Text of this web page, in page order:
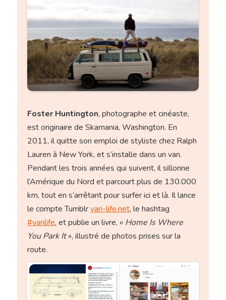
Foster Huntington, photographe et cinéaste,
est originaire de Skamania, Washington. En
2011, il quitte son emploi de styliste chez Ralph
Lauren à New York, et s’installe dans un van.
Pendant les trois années qui suivent, il sillonne
l’Amérique du Nord et parcourt plus de 130.000
km, tout en s’arrêtant pour surfer ici et là. Il lance
le compte Tumblrvan-life.net, le hashtag
#vanlife, et publie un livre, « Home Is Where
You Park It», illustré de photos prises sur la
route.